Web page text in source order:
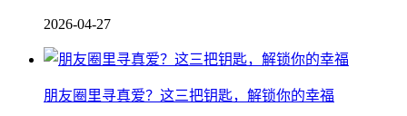
2026-04-27
朋友圈里寻真爱？这三把钥匙，解锁你的幸福